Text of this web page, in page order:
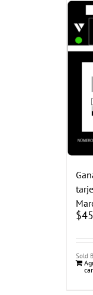
$
Sold